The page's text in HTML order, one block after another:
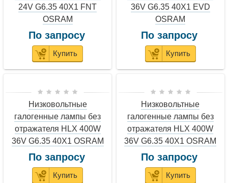
24V G6.35 40X1 FNT
OSRAM
По запросу
Купить
36V G6.35 40X1 EVD
OSRAM
По запросу
Купить
Низковольтные
галогенные лампы без
отражателя HLX 400W
36V G6.35 40X1 OSRAM
По запросу
Купить
Низковольтные
галогенные лампы без
отражателя HLX 400W
36V G6.35 40X1 OSRAM
По запросу
Купить